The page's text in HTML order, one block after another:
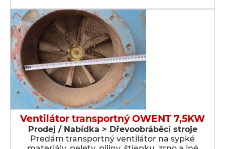
Ventilátor transportný OWENT 7,5KW
Prodej / Nabídka > Dřevoobráběcí stroje
Predám transportný ventilátor na sypké